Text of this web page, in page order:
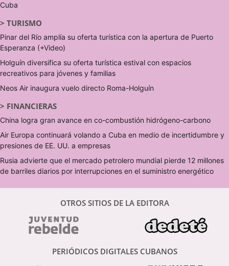
Cuba
> TURISMO
Pinar del Río amplía su oferta turística con la apertura de Puerto
Esperanza (+Video)
Holguín diversifica su oferta turística estival con espacios
recreativos para jóvenes y familias
Neos Air inaugura vuelo directo Roma-Holguín
> FINANCIERAS
China logra gran avance en co-combustión hidrógeno-carbono
Air Europa continuará volando a Cuba en medio de incertidumbre y
presiones de EE. UU. a empresas
Rusia advierte que el mercado petrolero mundial pierde 12 millones
de barriles diarios por interrupciones en el suministro energético
OTROS SITIOS DE LA EDITORA
PERIÓDICOS DIGITALES CUBANOS